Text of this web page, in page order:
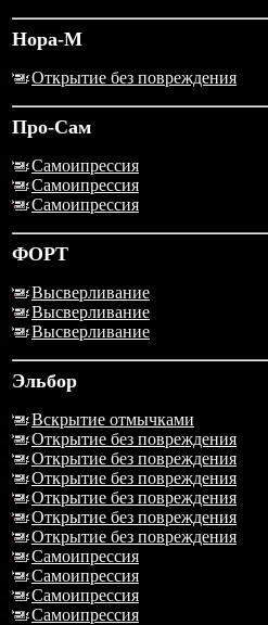
Нора-М
Открытие без повреждения
Про-Сам
Самоипрессия
Самоипрессия
Самоипрессия
ФОРТ
Высверливание
Высверливание
Высверливание
Эльбор
Вскрытие отмычками
Открытие без повреждения
Открытие без повреждения
Открытие без повреждения
Открытие без повреждения
Открытие без повреждения
Открытие без повреждения
Самоипрессия
Самоипрессия
Самоипрессия
Самоипрессия